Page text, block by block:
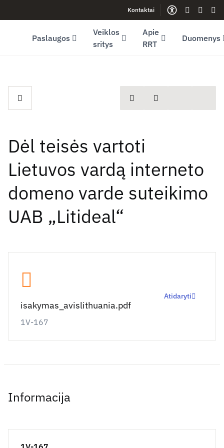
Youtube (opens in new window)Kontaktai
Gestų
Paslaugos
Veiklos
sritys
Apie
RRT
Duomenys
spausdintiDalintis
Dėl teisės vartoti
Lietuvos vardą interneto
domeno varde suteikimo
UAB „Litideal“
isakymas_avislithuania.pdf
1V-167
Atidaryti
Informacija